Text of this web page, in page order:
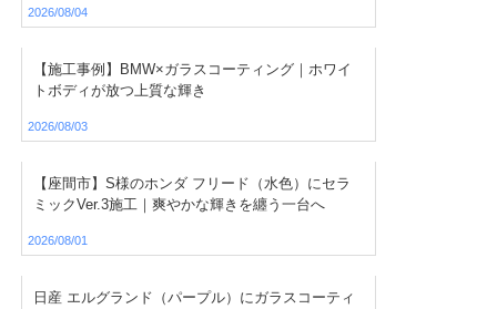
2026/08/04
【施工事例】BMW×ガラスコーティング｜ホワイ
トボディが放つ上質な輝き
2026/08/03
【座間市】S様のホンダ フリード（水色）にセラ
ミックVer.3施工｜爽やかな輝きを纏う一台へ
2026/08/01
日産 エルグランド（パープル）にガラスコーティ